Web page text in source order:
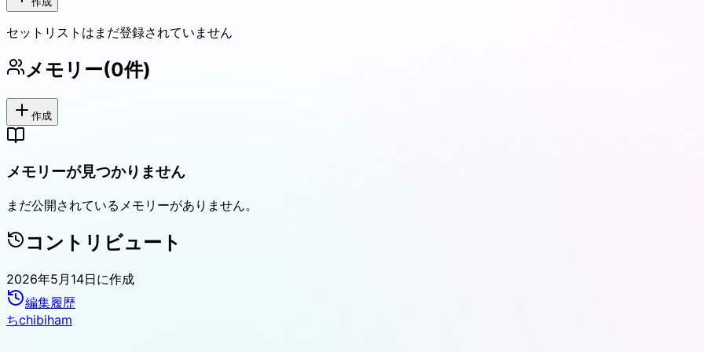
セットリストはまだ登録されていません
メモリー(0件)
作成
メモリーが見つかりません
まだ公開されているメモリーがありません。
コントリビュート
2026年5月14日に作成
編集履歴
ちchibiham